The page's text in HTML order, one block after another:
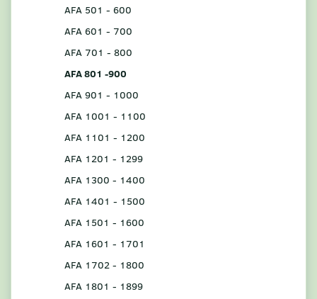
AFA 501 - 600
AFA 601 - 700
AFA 701 - 800
AFA 801 -900
AFA 901 - 1000
AFA 1001 - 1100
AFA 1101 - 1200
AFA 1201 - 1299
AFA 1300 - 1400
AFA 1401 - 1500
AFA 1501 - 1600
AFA 1601 - 1701
AFA 1702 - 1800
AFA 1801 - 1899